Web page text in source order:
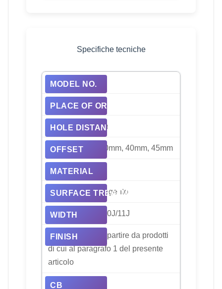
Specifiche tecniche
HRW-P02
Cina
130 mm, 112 mm
20mm, 50mm, 30mm, 40mm, 45mm
Leghe, alluminio
Nero, brillante, argento
8J/8.5J/9J/9.5J/10J/11J
Fabbricazione a partire da prodotti
di cui al paragrafo 1 del presente
articolo
66.45/71.56